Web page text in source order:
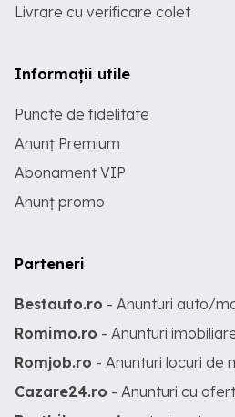
Livrare cu verificare colet
Informații utile
Puncte de fidelitate
Anunț Premium
Abonament VIP
Anunț promo
Parteneri
Bestauto.ro - Anunturi auto/
Romimo.ro - Anunturi
Romjob.ro - Anunturi locuri de
Cazare24.ro - Anunturi cu